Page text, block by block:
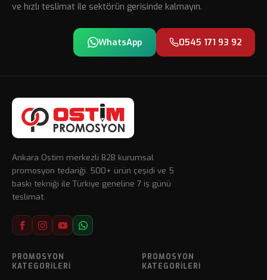
ve hızlı teslimat ile sektörün gerisinde kalmayın.
WhatsApp 0545 171 93 92
Ankara Ostim merkezli B2B kurumsal
promosyon tedariği. 500+ ürün çeşidi ve 5
baskı tekniği ile Türkiye geneline 7 iş günü
teslimat.
PROMOSYON
KATEGORILERI
PROMOSYON
KATEGORILERI